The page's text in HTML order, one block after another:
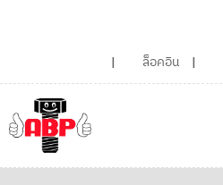
ล็อคอิน